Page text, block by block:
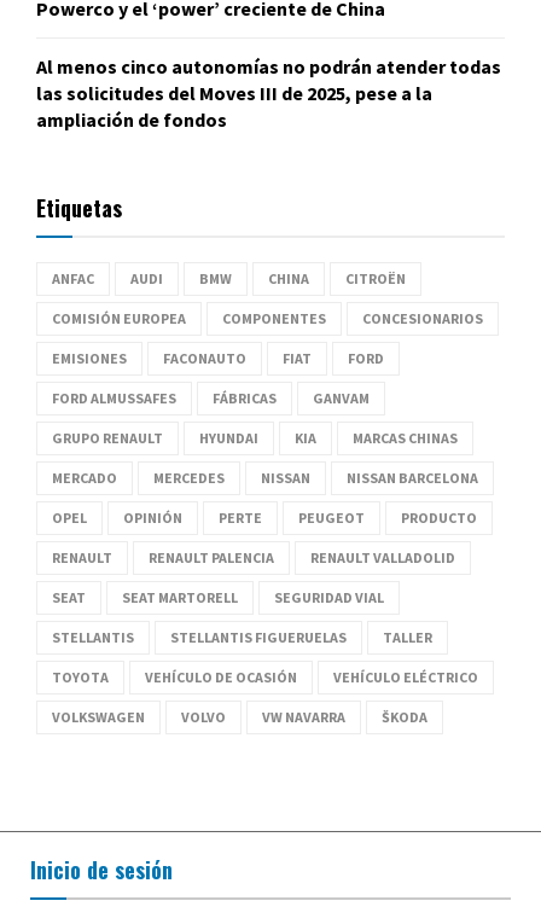
Powerco y el ‘power’ creciente de China
Al menos cinco autonomías no podrán atender todas
las solicitudes del Moves III de 2025, pese a la
ampliación de fondos
Etiquetas
ANFAC AUDI BMW CHINA CITROËN
COMISIÓN EUROPEA COMPONENTES CONCESIONARIOS
EMISIONES FACONAUTO FIAT FORD
FORD ALMUSSAFES FÁBRICAS GANVAM
GRUPO RENAULT HYUNDAI KIA MARCAS CHINAS
MERCADO MERCEDES NISSAN NISSAN BARCELONA
OPEL OPINIÓN PERTE PEUGEOT PRODUCTO
RENAULT RENAULT PALENCIA RENAULT VALLADOLID
SEAT SEAT MARTORELL SEGURIDAD VIAL
STELLANTIS STELLANTIS FIGUERUELAS TALLER
TOYOTA VEHÍCULO DE OCASIÓN VEHÍCULO ELÉCTRICO
VOLKSWAGEN VOLVO VW NAVARRA ŠKODA
Inicio de sesión